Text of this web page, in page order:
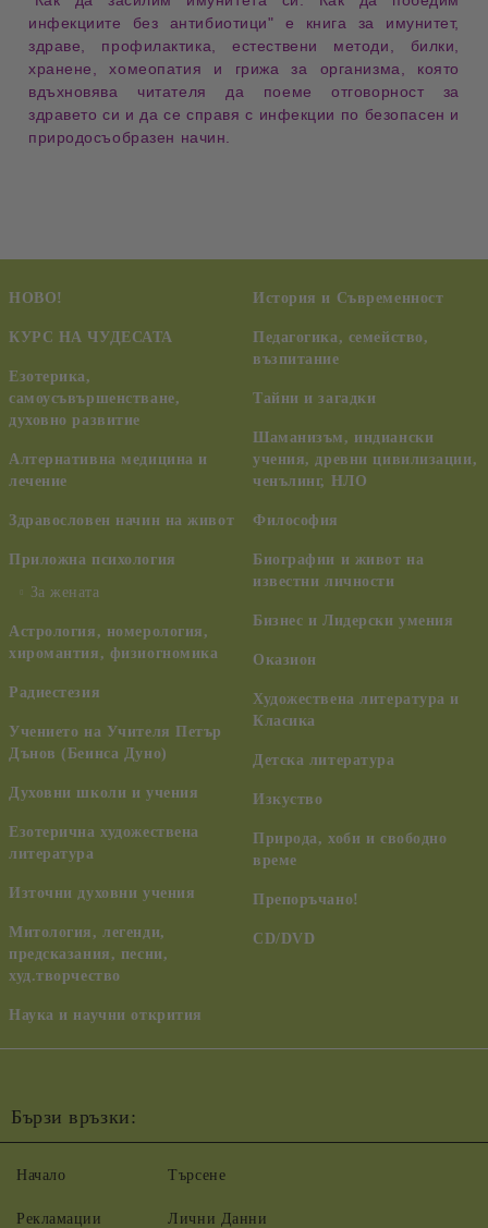
инфекциите без антибиотици" е книга за имунитет,
здраве, профилактика, естествени методи, билки,
хранене, хомеопатия и грижа за организма
, която
вдъхновява читателя да поемеотговорност за
здравето си и да се справя с инфекции по безопасен и
природосъобразен начин
НОВО!
КУРС НА ЧУДЕСАТА
Езотерика,
самоусъвършенстване,
духовно развитие
Алтернативна медицина и
лечение
Здравословен начин на живот
Приложна психология
За жената
Астрология, номерология,
хиромантия, физиогномика
Радиестезия
Учението на Учителя Петър
Дънов (Беинса Дуно)
Духовни школи и учения
Езотерична художествена
литература
Източни духовни учения
Митология, легенди,
предсказания, песни,
худ.творчество
Наука и научни открития
История и Съвременност
Педагогика, семейство,
възпитание
Тайни и загадки
Шаманизъм, индиански
учения, древни цивилизации,
ченълинг, НЛО
Философия
Биографии и живот на
известни личности
Бизнес и Лидерски умения
Оказион
Художествена литература и
Класика
Детска литература
Изкуство
Природа, хоби и свободно
време
Препоръчано!
CD/DVD
Бързи връзки:
Начало
Рекламации
Търсене
Лични Данни